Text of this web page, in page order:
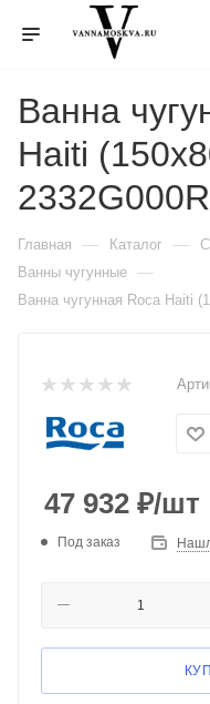
Ванна
Haiti
2332G000R
Главная — Каталог —
Ванны чугунные —
Ванна чугунная Roca Haiti
47 932 ₽/шт
Под заказ